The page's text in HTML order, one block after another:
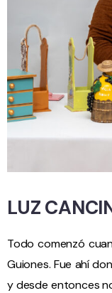
LUZ
Todo comenzó
Guiones. Fue ahí
y desde entonces